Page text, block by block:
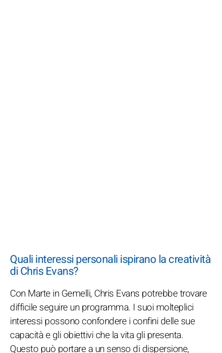
Quali interessi personali ispirano la creatività
di Chris Evans?
Con Marte in Gemelli, Chris Evans potrebbe trovare
difficile seguire un programma. I suoi molteplici
interessi possono confondere i confini delle sue
capacità e gli obiettivi che la vita gli presenta.
Questo può portare a un senso di dispersione,